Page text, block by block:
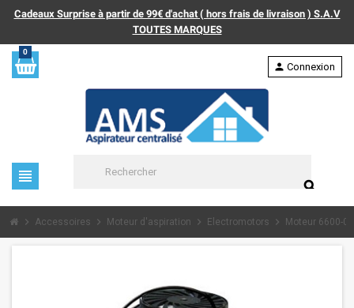
Cadeaux Surprise à partir de 99€ d'achat ( hors frais de livraison ) S.A.V
TOUTES MARQUES
0
view_headline
search
person Connexion
chevron_right Accessoires chevron_right Moteur d'aspiration chevron_right Electromotors chevron_right Moteur 6600-